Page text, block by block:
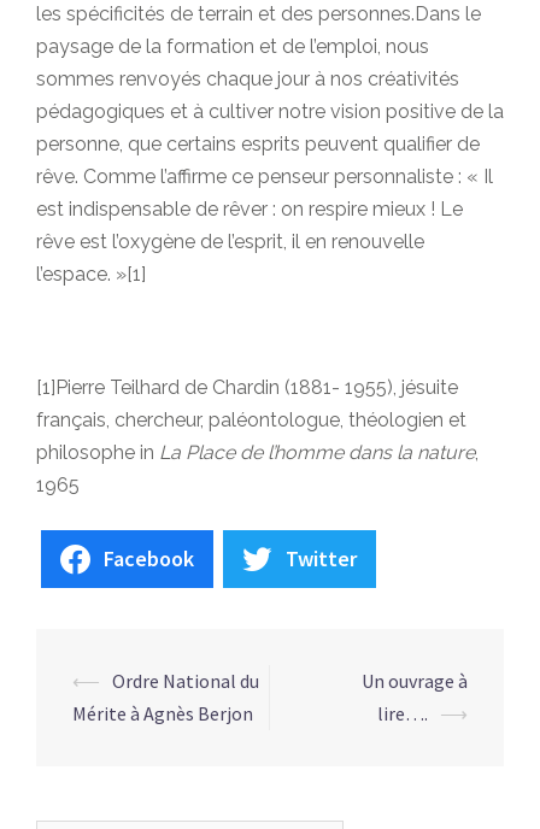
les spécificités de terrain et des personnes.Dans le
paysage de la formation et de l’emploi, nous
sommes renvoyés chaque jour à nos créativités
pédagogiques et à cultiver notre vision positive de la
personne, que certains esprits peuvent qualifier de
rêve. Comme l’affirme ce penseur personnaliste : « Il
est indispensable de rêver : on respire mieux ! Le
rêve est l’oxygène de l’esprit, il en renouvelle
l’espace. »[1]
[1]Pierre Teilhard de Chardin (1881- 1955), jésuite
français, chercheur, paléontologue, théologien et
philosophe in La Place de l’homme dans la nature,
1965
Facebook Twitter
NAVIGATION
D’ARTICLE
⟵ Ordre National du
Mérite à Agnès Berjon
Un ouvrage à
lire…. ⟶